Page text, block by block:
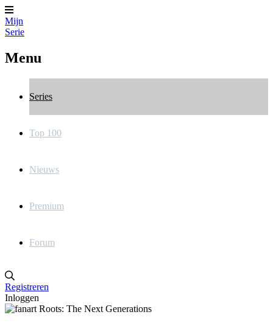
Mijn
Serie
Menu
Series
Top 100
Nieuws
Premium
Forum
Registreren
Inloggen